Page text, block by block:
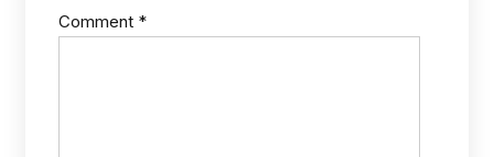
Comment *